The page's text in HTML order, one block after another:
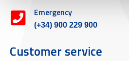
Emergency
(+34) 900 229 900
Customer service